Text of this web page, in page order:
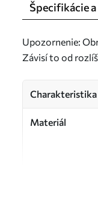
Špecifikácie
Upozornenie:
Závisí to od
Charakteristika
Materiál